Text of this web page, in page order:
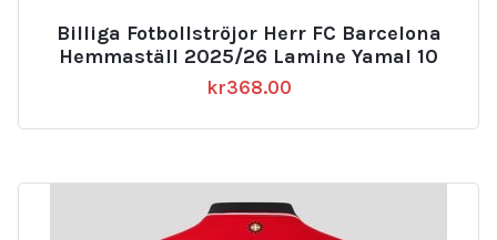
Billiga Fotbollströjor Herr FC Barcelona
Hemmaställ 2025/26 Lamine Yamal 10
kr368.00